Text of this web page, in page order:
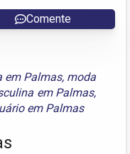
Comente
em Palmas, moda
em Palmas,
em Palmas